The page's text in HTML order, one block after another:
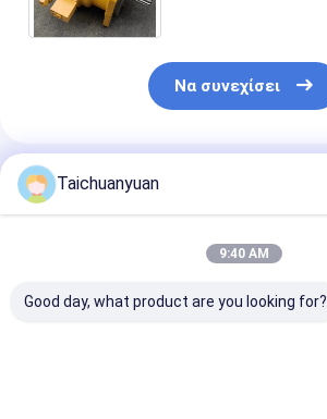
Να συνεχίσει
Συνιστώμενα Προϊόντα
Taichuanyuan
9:40 AM
Good day, what product are you looking for?